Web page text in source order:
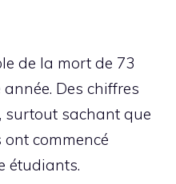
de la mort de 73
Des chiffres
surtout sachant que
commencé
étudiants.